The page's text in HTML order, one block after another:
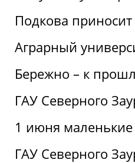
Подкова приносит
Аграрный
Бережно – к
ГАУ Северного
1 июня маленькие
ГАУ Северного